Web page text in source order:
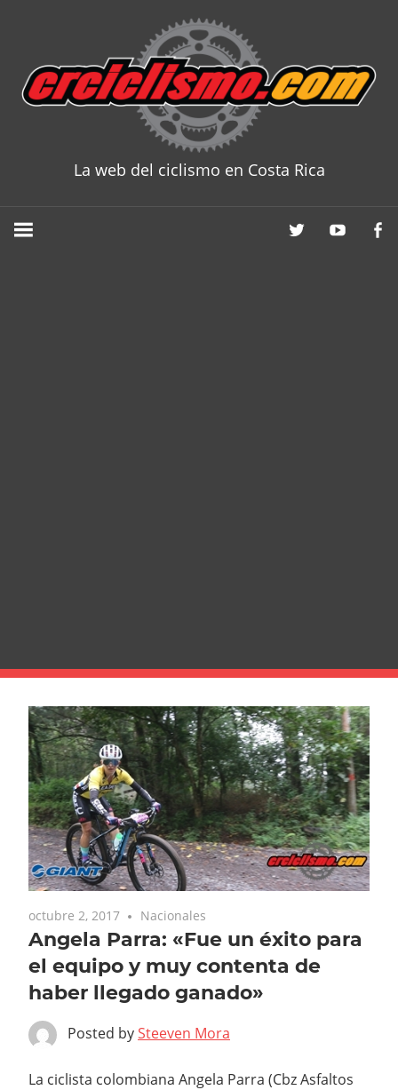
content
La web del ciclismo en Costa Rica
octubre 2, 2017 Nacionales
Angela Parra: «Fue un éxito para
el equipo y muy contenta de
haber llegado ganado»
Posted bySteeven Mora
La ciclista colombiana Angela Parra (Cbz Asfaltos